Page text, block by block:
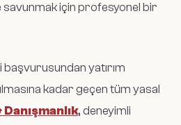
savunmak için profesyonel bir
yatırım
kadar geçen tüm yasal
, deneyimli